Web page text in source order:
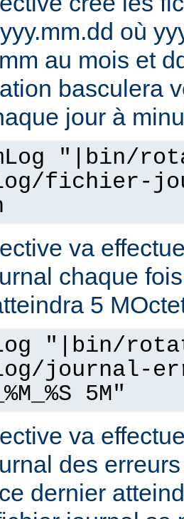
où
au mois et
basculera
jour à
"|bin/
fichier-
va
chaque
5
"|bin/
journal-
5M"
va
des
dernier